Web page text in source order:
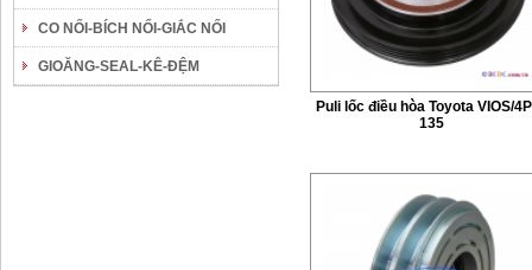
CO NỐI-BÍCH NỐI-GIẮC NỐI
GIOĂNG-SEAL-KÊ-ĐỆM
Puli lốc điều hòa Toyota VIOS/
135